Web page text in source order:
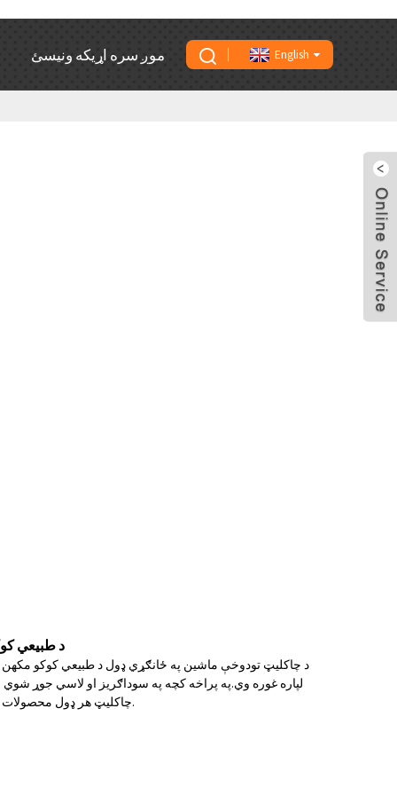
موږ سره اړیکه ونیسئ English
د طبیعي
د چاکلیټ تودوخې ماشین په ځانګړي ډول د طبیعي کوکو
لپاره غوره وي.په پراخه کچه په سوداګریز او لاسي جوړ
چاکلیټ هر ډول محصولات رامینځته کړي لکه مولډ چاکلیټ ، انروبډ چاکلیټ ، هولو چاکلیټ ، د ټرفل پیس محصولات وغيره.